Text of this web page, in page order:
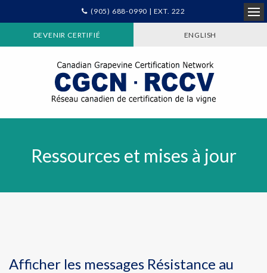
(905) 688-0990 | EXT. 222
DEVENIR CERTIFIÉ ENGLISH
Ressources et mises à jour
Afficher les messages Résistance au